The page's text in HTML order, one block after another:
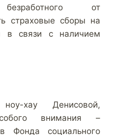
безработного от
страховые сборы на
в связи с наличием
хау Денисовой,
внимания –
Фонда социального